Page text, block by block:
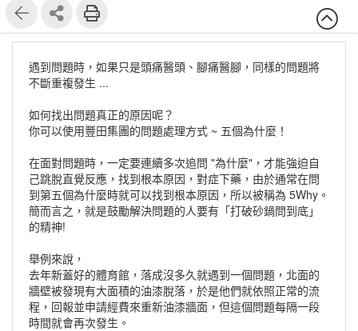
遇到問題時，如果只是頭痛醫頭、腳痛醫腳，同樣的問題將
不斷重複發生 ...
如何找出問題真正的原因呢？
你可以使用豐田集團的問題處理方式 ~ 五個為什麼！
在面對問題時，一定要連續多次追問 "為什麼"，才能強迫自
己跳脫直覺反應，找到根本原因，對症下藥，由於通常在問
到第五個為什麼時就可以找到根本原因，所以被稱為 5Why。
簡而言之，就是鼓勵解決問題的人要有「打破砂鍋問到底」
的精神!
舉例來說，
去年新蓋好的體育館，落成沒多久就遇到一個問題，北面的
牆壁被發現有大面積的油漆脫落，於是他們就依照正常的流
程，回報並申請經費來重新油漆牆面，但這個問題每隔一段
時間就會再次發生。